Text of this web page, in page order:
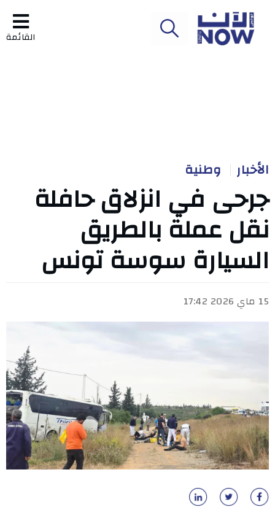
القائمة
الأخبار وطنية
جرحى في انزلاق حافلة
نقل عملة بالطريق
السيارة سوسة تونس
15 ماي 2026 17:42